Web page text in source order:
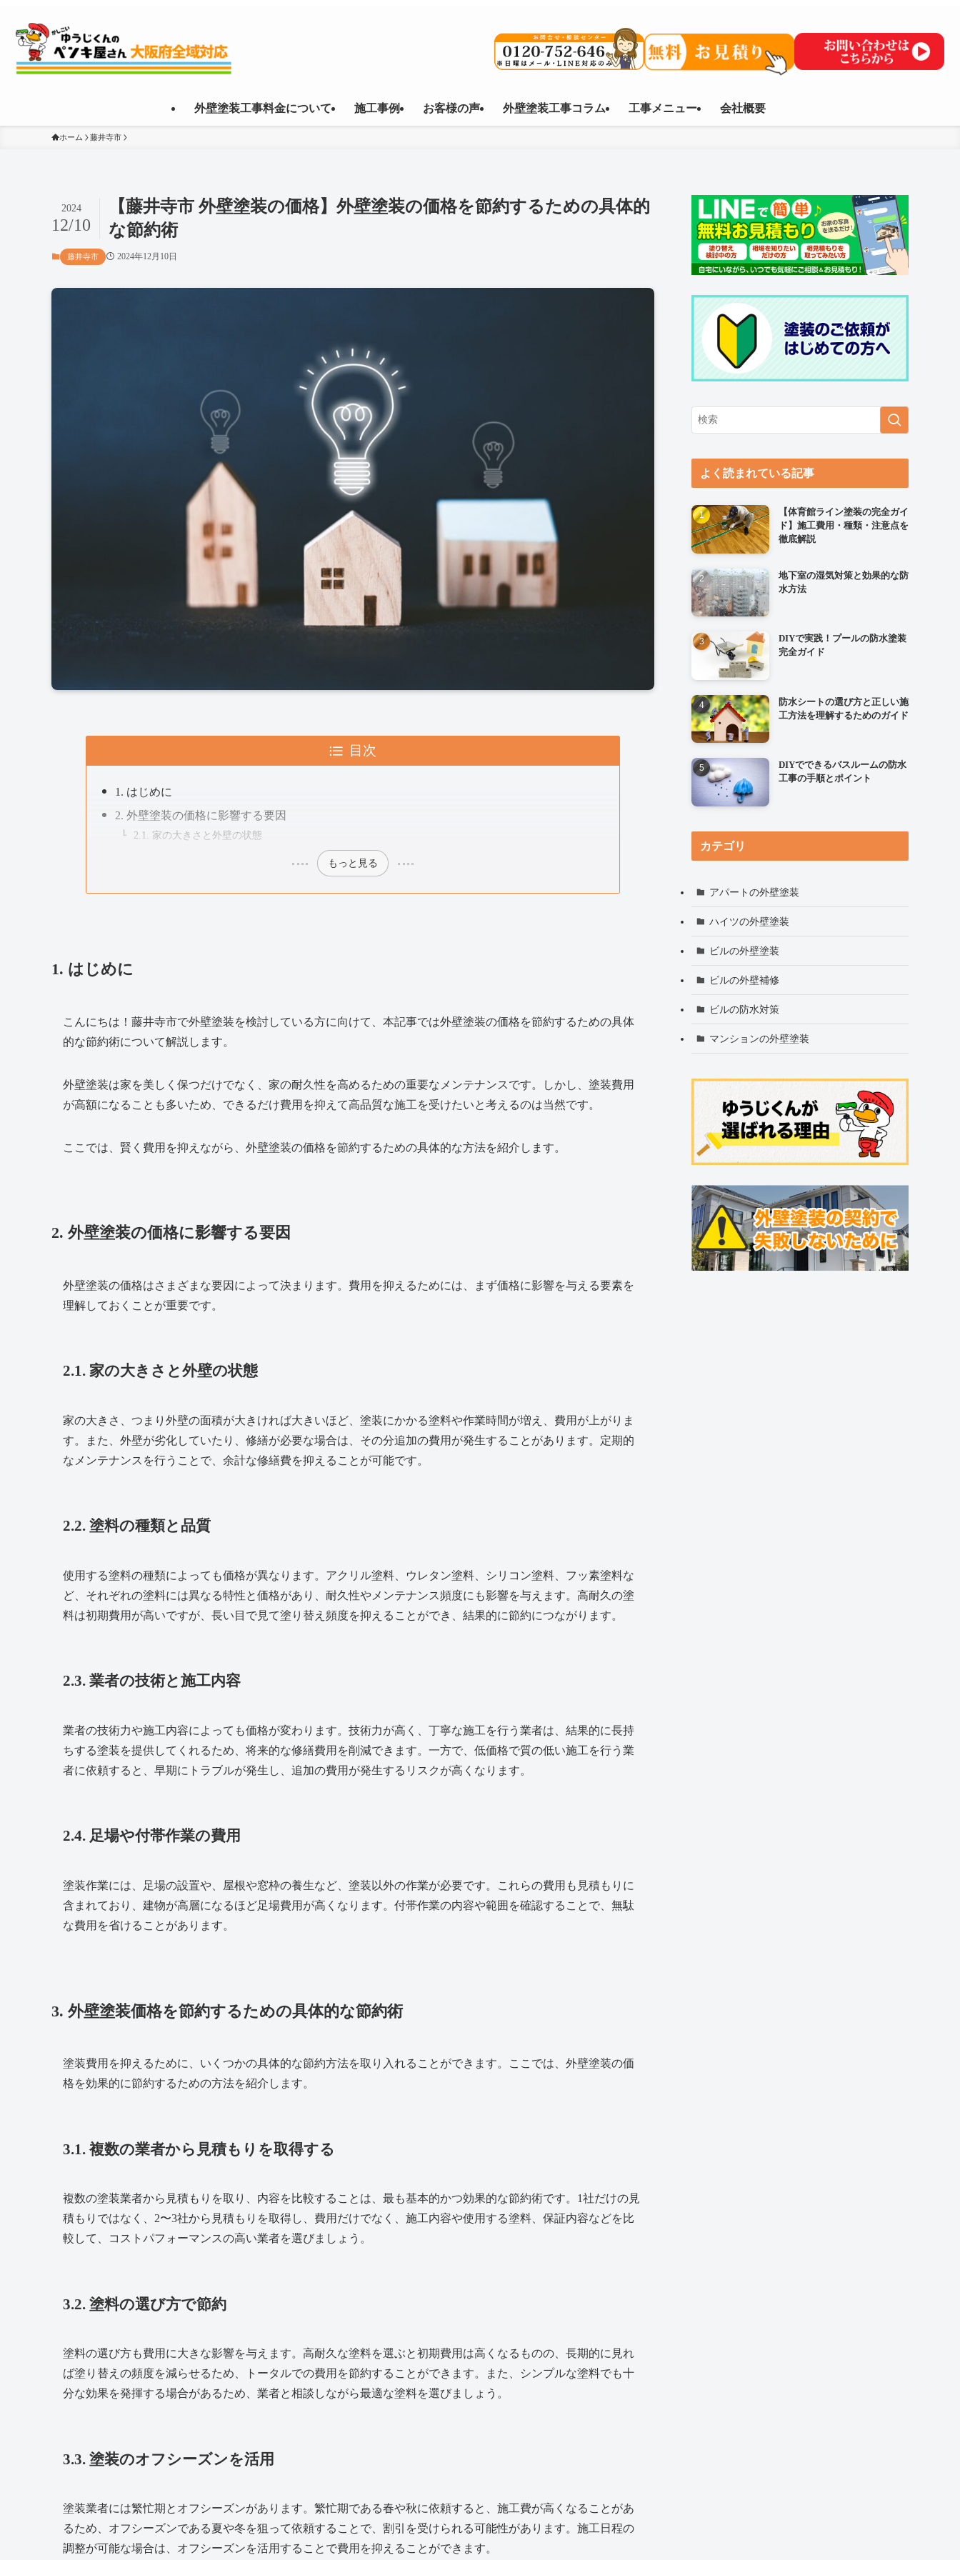
外壁塗装工事料金について 施工事例 お客様の声 外壁塗装工事コラム 工事メニュー 会社概要
ホーム 藤井寺市
【藤井寺市 外壁塗装の価格】外壁塗装の価格を節約するための具体的
な節約術
2024
12/10
藤井寺市 2024年12月10日
目次
1. はじめに
2. 外壁塗装の価格に影響する要因
2.1. 家の大きさと外壁の状態
もっと見る
1. はじめに
こんにちは！藤井寺市で外壁塗装を検討している方に向けて、本記事では外壁塗装の価格を節約するための具体
的な節約術について解説します。
外壁塗装は家を美しく保つだけでなく、家の耐久性を高めるための重要なメンテナンスです。しかし、塗装費用
が高額になることも多いため、できるだけ費用を抑えて高品質な施工を受けたいと考えるのは当然です。
ここでは、賢く費用を抑えながら、外壁塗装の価格を節約するための具体的な方法を紹介します。
2. 外壁塗装の価格に影響する要因
外壁塗装の価格はさまざまな要因によって決まります。費用を抑えるためには、まず価格に影響を与える要素を
理解しておくことが重要です。
2.1. 家の大きさと外壁の状態
家の大きさ、つまり外壁の面積が大きければ大きいほど、塗装にかかる塗料や作業時間が増え、費用が上がりま
す。また、外壁が劣化していたり、修繕が必要な場合は、その分追加の費用が発生することがあります。定期的
なメンテナンスを行うことで、余計な修繕費を抑えることが可能です。
2.2. 塗料の種類と品質
使用する塗料の種類によっても価格が異なります。アクリル塗料、ウレタン塗料、シリコン塗料、フッ素塗料な
ど、それぞれの塗料には異なる特性と価格があり、耐久性やメンテナンス頻度にも影響を与えます。高耐久の塗
料は初期費用が高いですが、長い目で見て塗り替え頻度を抑えることができ、結果的に節約につながります。
2.3. 業者の技術と施工内容
業者の技術力や施工内容によっても価格が変わります。技術力が高く、丁寧な施工を行う業者は、結果的に長持
ちする塗装を提供してくれるため、将来的な修繕費用を削減できます。一方で、低価格で質の低い施工を行う業
者に依頼すると、早期にトラブルが発生し、追加の費用が発生するリスクが高くなります。
2.4. 足場や付帯作業の費用
塗装作業には、足場の設置や、屋根や窓枠の養生など、塗装以外の作業が必要です。これらの費用も見積もりに
含まれており、建物が高層になるほど足場費用が高くなります。付帯作業の内容や範囲を確認することで、無駄
な費用を省けることがあります。
3. 外壁塗装価格を節約するための具体的な節約術
塗装費用を抑えるために、いくつかの具体的な節約方法を取り入れることができます。ここでは、外壁塗装の価
格を効果的に節約するための方法を紹介します。
3.1. 複数の業者から見積もりを取得する
複数の塗装業者から見積もりを取り、内容を比較することは、最も基本的かつ効果的な節約術です。1社だけの見
積もりではなく、2〜3社から見積もりを取得し、費用だけでなく、施工内容や使用する塗料、保証内容などを比
較して、コストパフォーマンスの高い業者を選びましょう。
3.2. 塗料の選び方で節約
塗料の選び方も費用に大きな影響を与えます。高耐久な塗料を選ぶと初期費用は高くなるものの、長期的に見れ
ば塗り替えの頻度を減らせるため、トータルでの費用を節約することができます。また、シンプルな塗料でも十
分な効果を発揮する場合があるため、業者と相談しながら最適な塗料を選びましょう。
3.3. 塗装のオフシーズンを活用
塗装業者には繁忙期とオフシーズンがあります。繁忙期である春や秋に依頼すると、施工費が高くなることがあ
るため、オフシーズンである夏や冬を狙って依頼することで、割引を受けられる可能性があります。施工日程の
調整が可能な場合は、オフシーズンを活用することで費用を抑えることができます。
よく読まれている記事
【体育館ライン塗装の完全ガイ
ド】施工費用・種類・注意点を
徹底解説
地下室の湿気対策と効果的な防
水方法
DIYで実践！プールの防水塗装
完全ガイド
防水シートの選び方と正しい施
工方法を理解するためのガイド
DIYでできるバスルームの防水
工事の手順とポイント
カテゴリ
アパートの外壁塗装
ハイツの外壁塗装
ビルの外壁塗装
ビルの外壁補修
ビルの防水対策
マンションの外壁塗装